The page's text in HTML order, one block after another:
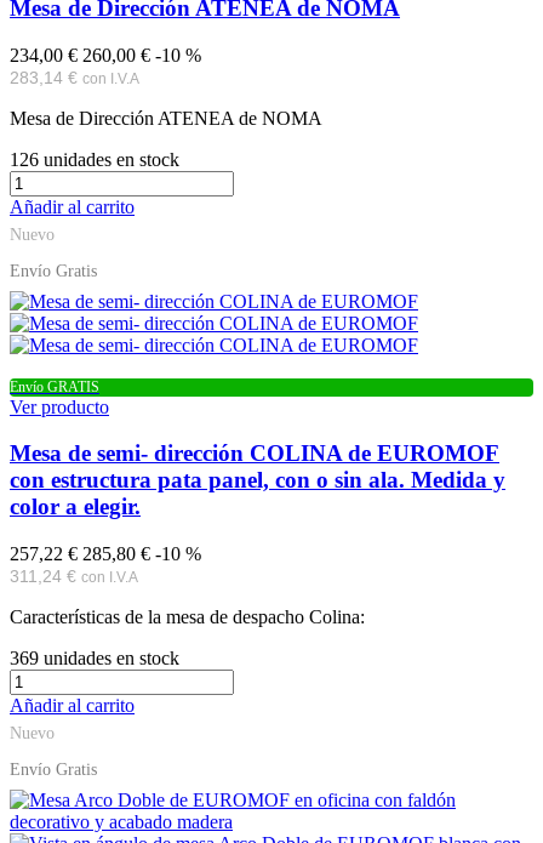
Mesa de Dirección ATENEA de NOMA
234,00 € 260,00 € -10 %
283,14 € con I.V.A
Mesa de Dirección ATENEA de NOMA
126 unidades en stock
Añadir al carrito
Nuevo
Envío Gratis
Envío GRATIS
Ver producto
Mesa de semi- dirección COLINA de EUROMOF
con estructura pata panel, con o sin ala. Medida y
color a elegir.
257,22 € 285,80 € -10 %
311,24 € con I.V.A
Características de la mesa de despacho Colina:
369 unidades en stock
Añadir al carrito
Nuevo
Envío Gratis